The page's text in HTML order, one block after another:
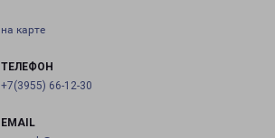
на карте
ТЕЛЕФОН
+7(3955) 66-12-30
EMAIL